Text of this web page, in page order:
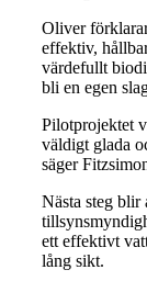
Oliver
effektiv,
värdefullt
bli en egen
Pilotprojektet
väldigt glada
säger
Nästa steg blir
ett effektivt
lång sikt.